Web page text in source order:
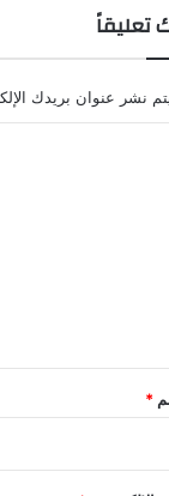
تعليقاً
نشر عنوان بريدك
*